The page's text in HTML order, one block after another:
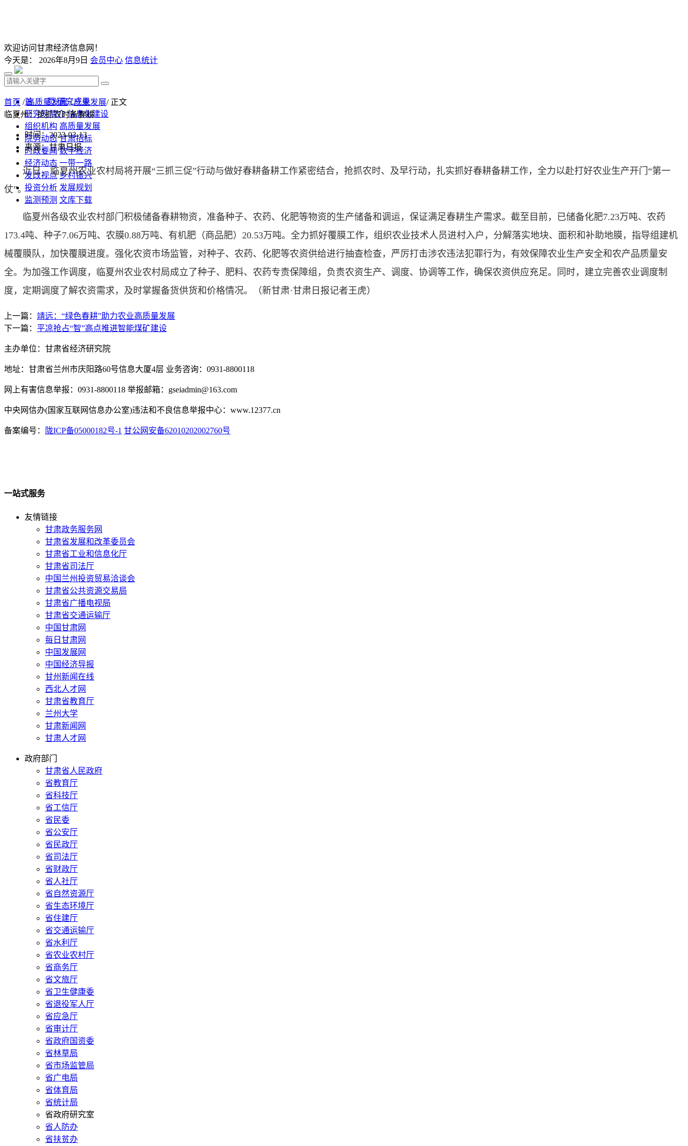
欢迎访问甘肃经济信息网！
今天是： 2026年8月9日 会员中心 信息统计
首 页 研究成果
研究院简介 信息化建设
组织机构 高质量发展
院务动态 甘肃招标
时政要闻 数字经济
经济动态 一带一路
发改视点 乡村振兴
投资分析 发展规划
监测预测 文库下载
首页 /高质量发展/产业发展/ 正文
临夏州：抢抓农时备春耕
时间：2023-03-13
来源：甘肃日报
近日，临夏州农业农村局将开展“三抓三促”行动与做好春耕备耕工作紧密结合，抢抓农时、及早行动，扎实抓好春耕备耕工作，全力以赴打好农业生产开门“第一
仗”。
临夏州各级农业农村部门积极储备春耕物资，准备种子、农药、化肥等物资的生产储备和调运，保证满足春耕生产需求。截至目前，已储备化肥7.23万吨、农药
173.4吨、种子7.06万吨、农膜0.88万吨、有机肥（商品肥）20.53万吨。全力抓好覆膜工作，组织农业技术人员进村入户，分解落实地块、面积和补助地膜，指导组建机
械覆膜队，加快覆膜进度。强化农资市场监管，对种子、农药、化肥等农资供给进行抽查检查，严厉打击涉农违法犯罪行为，有效保障农业生产安全和农产品质量安
全。为加强工作调度，临夏州农业农村局成立了种子、肥料、农药专责保障组，负责农资生产、调度、协调等工作，确保农资供应充足。同时，建立完善农业调度制
度，定期调度了解农资需求，及时掌握备货供货和价格情况。
（新甘肃·甘肃日报记者王虎）
上一篇： 靖远：“绿色春耕”助力农业高质量发展
下一篇： 平凉抢占“智”高点推进智能煤矿建设
主办单位：甘肃省经济研究院
地址：甘肃省兰州市庆阳路60号信息大厦4层 业务咨询：0931-8800118
网上有害信息举报：0931-8800118 举报邮箱：gseiadmin@163.com
中央网信办(国家互联网信息办公室)违法和不良信息举报中心：www.12377.cn
备案编号： 陇ICP备05000182号-1 甘公网安备62010202002760号
一站式服务
友情链接
甘肃政务服务网
甘肃省发展和改革委员会
甘肃省工业和信息化厅
甘肃省司法厅
中国兰州投资贸易洽谈会
甘肃省公共资源交易局
甘肃省广播电视局
甘肃省交通运输厅
中国甘肃网
每日甘肃网
中国发展网
中国经济导报
甘州新闻在线
西北人才网
甘肃省教育厅
兰州大学
甘肃新闻网
甘肃人才网
政府部门
甘肃省人民政府
省教育厅
省科技厅
省工信厅
省民委
省公安厅
省民政厅
省司法厅
省财政厅
省人社厅
省自然资源厅
省生态环境厅
省住建厅
省交通运输厅
省水利厅
省农业农村厅
省商务厅
省文旅厅
省卫生健康委
省退役军人厅
省应急厅
省审计厅
省政府国资委
省林草局
省市场监管局
省广电局
省体育局
省统计局
省政府研究室
省人防办
省扶贫办